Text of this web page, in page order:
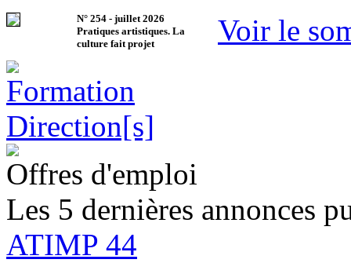
N° 254 - juillet 2026
Pratiques artistiques. La
culture fait projet
Voir le
Offres d'emploi
Les 5 dernières annonces
ATIMP 44